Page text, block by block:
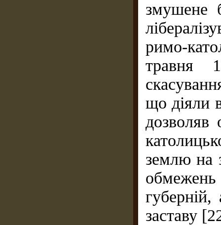
змушене
римо-
травня
що діяли
дозволяв
землю на
заставу